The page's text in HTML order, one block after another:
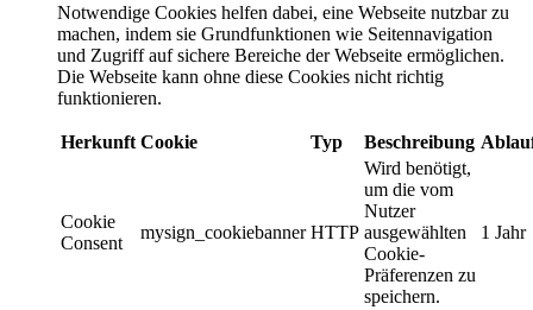
Notwendige Cookies helfen dabei, eine Webseite nutzbar zu
machen, indem sie Grundfunktionen wie Seitennavigation
und Zugriff auf sichere Bereiche der Webseite ermöglichen.
Die Webseite kann ohne diese Cookies nicht richtig
funktionieren.
Herkunft Cookie Typ Beschreibung
Cookie
Consent
mysign_cookiebanner HTTP
Wird benötigt,
um die vom
Nutzer
ausgewählten
Cookie-
Präferenzen zu
speichern.
1 Jahr